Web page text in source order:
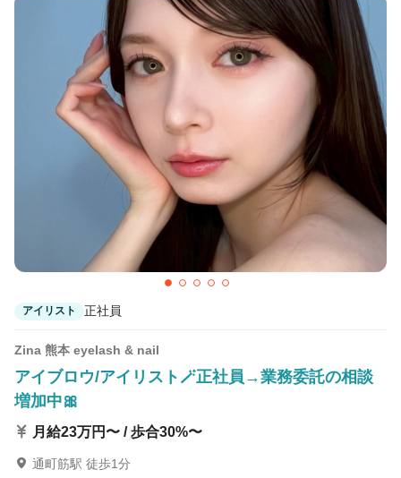
アイリスト 正社員
Zina 熊本 eyelash & nail
アイブロウ/アイリスト🪄正社員→業務委託の相談
増加中🎀
月給23万円〜 / 歩合30%〜
通町筋駅 徒歩1分